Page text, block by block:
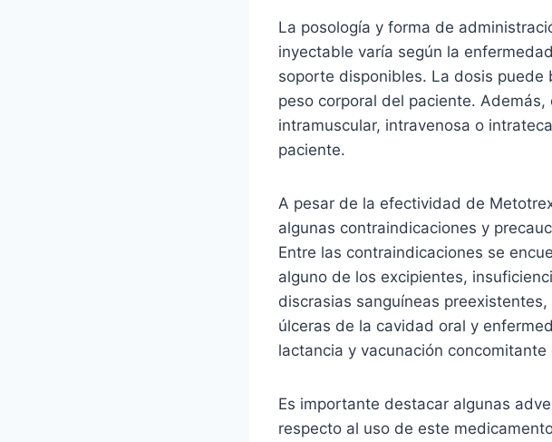
La posología y forma de
inyectable varía según la
soporte disponibles. La dosis puede
peso corporal del paciente.
intramuscular, intravenosa o
paciente.
A pesar de la efectividad de
algunas contraindicaciones y
Entre las contraindicaciones se
alguno de los excipientes,
discrasias sanguíneas
úlceras de la cavidad oral y
lactancia y vacunación
Es importante destacar algunas
respecto al uso de este